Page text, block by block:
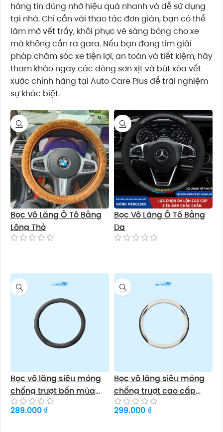
hàng tin dùng nhờ hiệu quả nhanh và dễ sử dụng
tại nhà. Chỉ cần vài thao tác đơn giản, bạn có thể
làm mờ vết trầy, khôi phục vẻ sáng bóng cho xe
mà không cần ra gara. Nếu bạn đang tìm giải
pháp chăm sóc xe tiện lợi, an toàn và tiết kiệm, hãy
tham khảo ngay các dòng sơn xịt và bút xóa vết
xước chính hãng tại Auto Care Plus để trải nghiệm
sự khác biệt.
Bọc Vô Lăng Ô Tô Bằng
Lông Thỏ
Bọc Vô Lăng Ô Tô Bằng
Da
Bọc vô lăng siêu mỏng
chống trượt bốn mùa
C.BLISS
289.000 ₫
Bọc vô lăng siêu mỏng
chống trượt cao cấp
NIUPONG
299.000 ₫